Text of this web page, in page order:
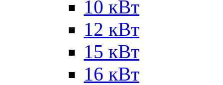
10 кВт
12 кВт
15 кВт
16 кВт